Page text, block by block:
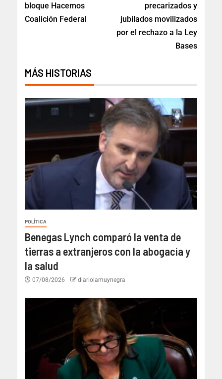
bloque Hacemos
Coalición Federal
precarizados y
jubilados movilizados
por el rechazo a la Ley
Bases
MÁS HISTORIAS
POLÍTICA
Benegas Lynch comparó la venta de
tierras a extranjeros con la abogacía y
la salud
07/08/2026 diariolamuynegra